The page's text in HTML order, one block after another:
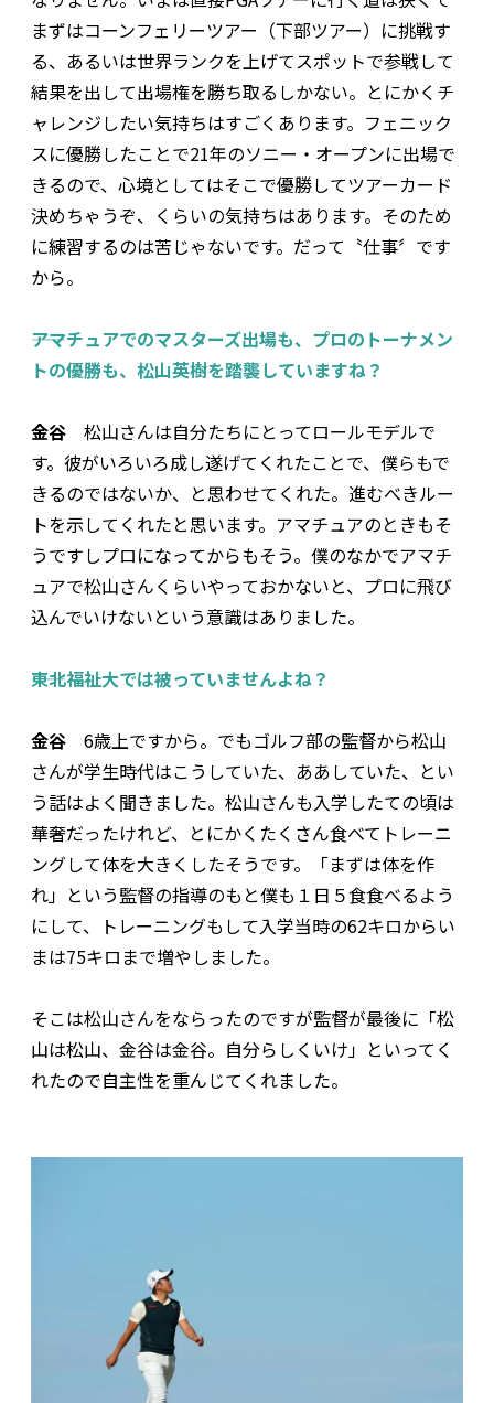
まずはコーンフェリーツアー（下部ツアー）に挑戦す
る、あるいは世界ランクを上げてスポットで参戦して
結果を出して出場権を勝ち取るしかない。とにかくチ
ャレンジしたい気持ちはすごくあります。フェニック
スに優勝したことで21年のソニー・オープンに出場で
きるので、心境としてはそこで優勝してツアーカード
決めちゃうぞ、くらいの気持ちはあります。そのため
に練習するのは苦じゃないです。だって〝仕事〞です
から。
――アマチュアでのマスターズ出場も、プロのトーナメン
トの優勝も、松山英樹を踏襲していますね？
金谷 松山さんは自分たちにとってロールモデルで
す。彼がいろいろ成し遂げてくれたことで、僕らもで
きるのではないか、と思わせてくれた。進むべきルー
トを示してくれたと思います。アマチュアのときもそ
うですしプロになってからもそう。僕のなかでアマチ
ュアで松山さんくらいやっておかないと、プロに飛び
込んでいけないという意識はありました。
――東北福祉大では被っていませんよね？
金谷 6歳上ですから。でもゴルフ部の監督から松山
さんが学生時代はこうしていた、ああしていた、とい
う話はよく聞きました。松山さんも入学したての頃は
華奢だったけれど、とにかくたくさん食べてトレーニ
ングして体を大きくしたそうです。「まずは体を作
れ」という監督の指導のもと僕も１日５食食べるよう
にして、トレーニングもして入学当時の62キロからい
まは75キロまで増やしました。
そこは松山さんをならったのですが監督が最後に「松
山は松山、金谷は金谷。自分らしくいけ」といってく
れたので自主性を重んじてくれました。